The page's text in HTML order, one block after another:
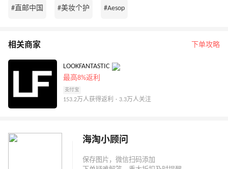
#直邮中国 #美妆个护 #Aesop
相关商家 下单攻略
LOOKFANTASTIC
最高8%返利
支付宝
153.2万人获得返利 · 3.3万人关注
海淘小顾问